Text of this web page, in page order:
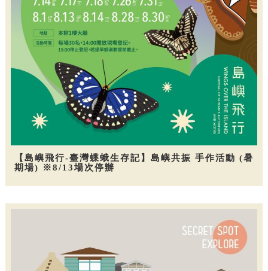
【島嶼飛行-臺灣蝶蛾生存記】島嶼共振 手作活動 (暑
期場) ※8/13場次停辦